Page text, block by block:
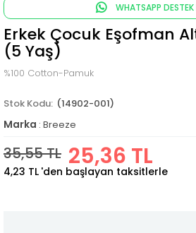
WHATSAPP
Erkek Çocuk Eşofman
(5 Yaş)
%100 Cotton-Pamuk
(14902-001)
Marka : Breeze
35,55 TL 25,36 TL
4,23 TL 'den başlayan taksitlerle